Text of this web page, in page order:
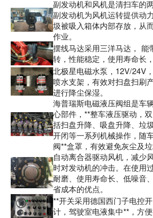
副发动机和风机是清扫车的
副发动机为风机运转提供动
圾被吸入箱体内部存放，从
作业。
摆线马达采用三洋马达， 能
转，性能稳定，使用寿命长
北极星电磁水泵，12V/24V
喷水支架，有效对扫盘扫刷
进行降尘保湿。
海普瑞斯电磁液压阀组是车
心部件，**整车液压驱动，
括扫盘升降、吸盘升降、垃
开闭等一系列机械操作，随
阀**盒罩，有效避免灰尘及垃
自动离合器驱动风机，减少
时对发动机的冲击。在使用
耐磨、使用寿命长、低噪音
省成本的优点。
**开关采用德国西门子电控
计，驾驶室电液集中**，方便